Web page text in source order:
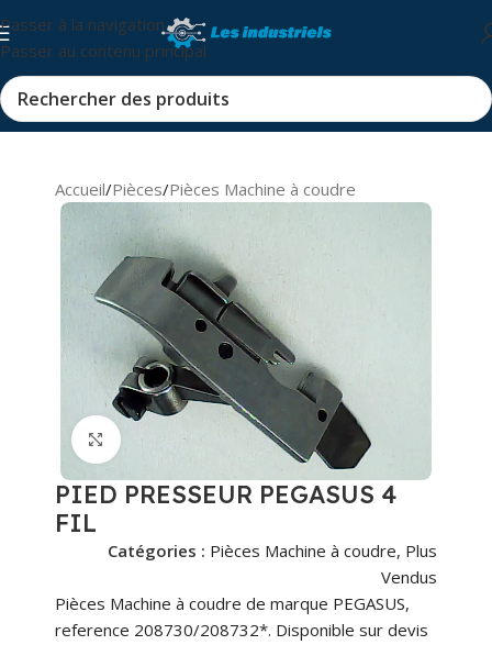
Passer à la navigation
Passer au contenu principal
Accueil/Pièces/Pièces Machine à coudre
Cliquez pour agrandir
PIED PRESSEUR PEGASUS 4
FIL
Catégories : Pièces Machine à coudre, Plus
Vendus
Pièces Machine à coudre de marque PEGASUS,
reference 208730/208732*. Disponible sur devis